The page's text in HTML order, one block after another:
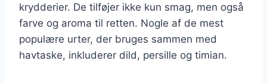
krydderier. De tilføjer ikke kun smag, men også
farve og aroma til retten. Nogle af de mest
populære urter, der bruges sammen med
havtaske, inkluderer dild, persille og timian.